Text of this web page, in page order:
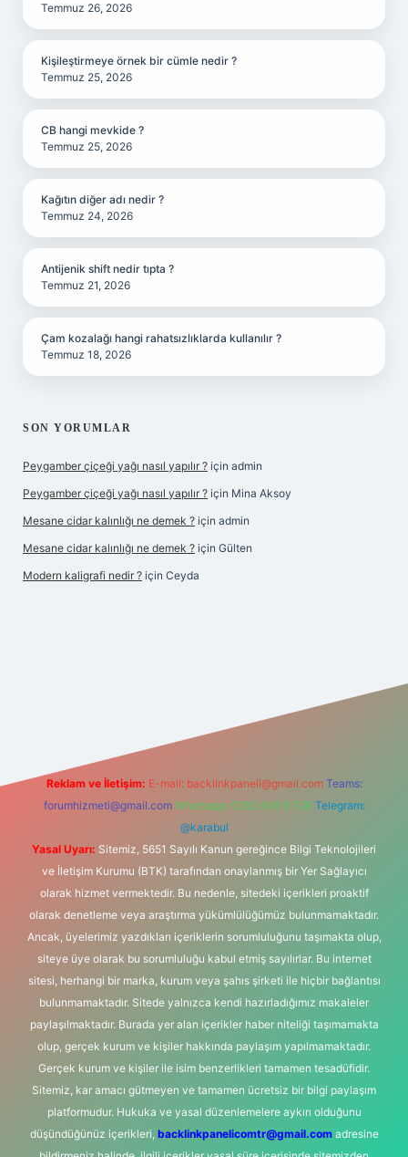
Temmuz 26, 2026
Kişileştirmeye örnek bir cümle nedir ?
Temmuz 25, 2026
CB hangi mevkide ?
Temmuz 25, 2026
Kağıtın diğer adı nedir ?
Temmuz 24, 2026
Antijenik shift nedir tıpta ?
Temmuz 21, 2026
Çam kozalağı hangi rahatsızlıklarda kullanılır ?
Temmuz 18, 2026
SON YORUMLAR
Peygamber çiçeği yağı nasıl yapılır ? için admin
Peygamber çiçeği yağı nasıl yapılır ? için Mina Aksoy
Mesane cidar kalınlığı ne demek ? için admin
Mesane cidar kalınlığı ne demek ? için Gülten
Modern kaligrafi nedir ? için Ceyda
Reklam ve İletişim: E-mail: backlinkpaneli@gmail.com Teams:
forumhizmeti@gmail.com Whatsapp: 0262 606 0 726 Telegram:
@karabul
Yasal Uyarı: Sitemiz, 5651 Sayılı Kanun gereğince Bilgi Teknolojileri
ve İletişim Kurumu (BTK) tarafından onaylanmış bir Yer Sağlayıcı
olarak hizmet vermektedir. Bu nedenle, sitedeki içerikleri proaktif
olarak denetleme veya araştırma yükümlülüğümüz bulunmamaktadır.
Ancak, üyelerimiz yazdıkları içeriklerin sorumluluğunu taşımakta olup,
siteye üye olarak bu sorumluluğu kabul etmiş sayılırlar. Bu internet
sitesi, herhangi bir marka, kurum veya şahıs şirketi ile hiçbir bağlantısı
bulunmamaktadır. Sitede yalnızca kendi hazırladığımız makaleler
paylaşılmaktadır. Burada yer alan içerikler haber niteliği taşımamakta
olup, gerçek kurum ve kişiler hakkında paylaşım yapılmamaktadır.
Gerçek kurum ve kişiler ile isim benzerlikleri tamamen tesadüfidir.
Sitemiz, kar amacı gütmeyen ve tamamen ücretsiz bir bilgi paylaşım
platformudur. Hukuka ve yasal düzenlemelere aykırı olduğunu
düşündüğünüz içerikleri, backlinkpanelicomtr@gmail.comadresine